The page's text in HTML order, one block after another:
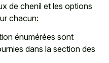
de chenil et les options
chacun:
énumérées sont
dans la section des